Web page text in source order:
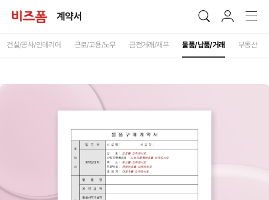
계약서
건설/공사/인테리어 근로/고용/노무 금전거래/채무 물품/납품/거래 부동산